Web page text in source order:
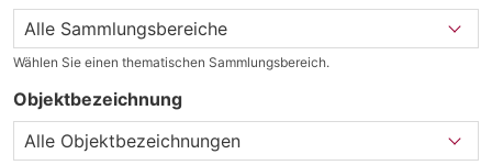
Wählen Sie einen thematischen Sammlungsbereich.
Objektbezeichnung